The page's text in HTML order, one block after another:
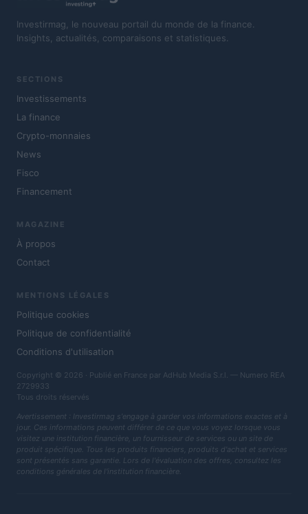
Investirmag, le nouveau portail du monde de la finance.
Insights, actualités, comparaisons et statistiques.
SECTIONS
Investissements
La finance
Crypto-monnaies
News
Fisco
Financement
MAGAZINE
À propos
Contact
MENTIONS LÉGALES
Politique cookies
Politique de confidentialité
Conditions d'utilisation
Copyright © 2026 · Publié en France par AdHub Media S.r.l. — Numero REA
2729933
Tous droits réservés
Avertissement : Investirmag s'engage à garder vos informations exactes et à
jour. Ces informations peuvent différer de ce que vous voyez lorsque vous
visitez une institution financière, un fournisseur de services ou un site de
produit spécifique. Tous les produits financiers, produits d'achat et services
sont présentés sans garantie. Lors de l'évaluation des offres, consultez les
conditions générales de l'institution financière.